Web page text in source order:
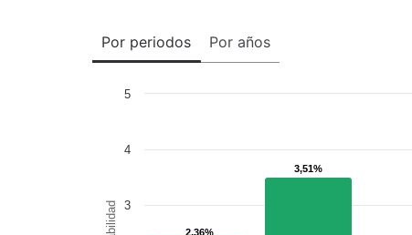
Por periodos Por años
2,36%
2,36%
3,51%
3,51%
3
4
5